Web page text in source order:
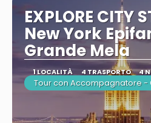
EXPLORE CITY
New York
Grande Mela
1 LOCALITÀ 4 TRASPORTO 4
Tour con Accompagnatore -